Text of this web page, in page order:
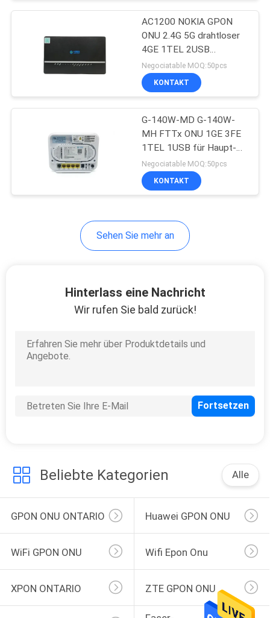
Optikverbindungsstück
der Faser
Optische Linie
Anschluss OLT
FTTH-Router-
AC1200 NOKIA GPON
ONU 2.4G 5G drahtloser
4GE 1TEL 2USB
Doppelband-Ontario-
Router
Negociatable MOQ:50pcs
KONTAKT
G-140W-MD G-140W-
MH FTTx ONU 1GE 3FE
1TEL 1USB für Haupt-
SOHO-Benutzer
Negociatable MOQ:50pcs
KONTAKT
Sehen Sie mehr an
Hinterlass eine Nachricht
Wir rufen Sie bald zurück!
Beliebte Kategorien Alle
GPON ONU ONTARIO Huawei GPON ONU
WiFi GPON ONU Wifi Epon Onu
XPON ONTARIO ZTE GPON ONU